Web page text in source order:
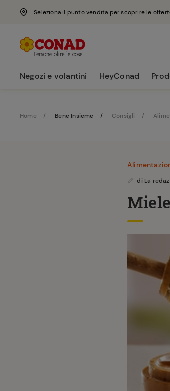
Seleziona il punto vendita per scoprire le
Negozi e volantini HeyConad
Home Bene Insieme Consigli
di La